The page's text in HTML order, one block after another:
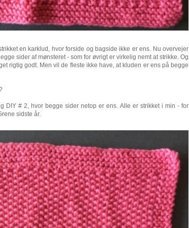
en karklud, hvor forside og bagside ikke er ens. Nu overvejer
sider af mønsteret - som for øvrigt er virkelig nemt at strikke. Og
rigtig godt. Men vil de fleste ikke have, at kluden er ens på begge
DIY # 2, hvor begge sider netop er ens. Alle er strikket i min - for
sidste år.